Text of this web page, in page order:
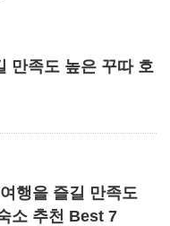
만족도 높은 꾸따 호
행을 즐길 만족도
소 추천 Best 7